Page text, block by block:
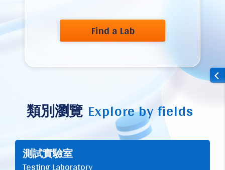
Find a Lab
類別瀏覽 Explore by fields
測試實驗室